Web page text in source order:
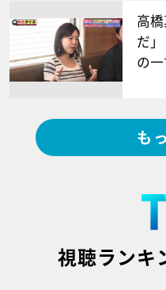
高
だ
の
も
視聴ランキ